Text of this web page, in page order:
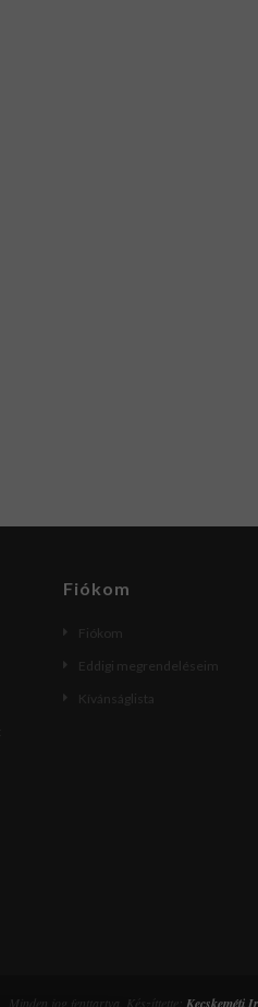
Fiókom
Fiókom
Eddigi megrendeléseim
Kívánságlista
Minden jog fenttartva. Készíttette: Kecskeméti